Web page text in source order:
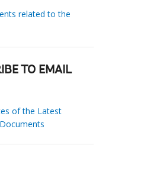
related to the
TO EMAIL
of the Latest